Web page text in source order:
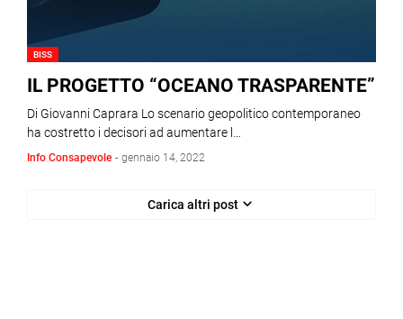
BISS
IL PROGETTO “OCEANO TRASPARENTE”
Di Giovanni Caprara Lo scenario geopolitico contemporaneo
ha costretto i decisori ad aumentare l…
Info Consapevole - gennaio 14, 2022
Carica altri post